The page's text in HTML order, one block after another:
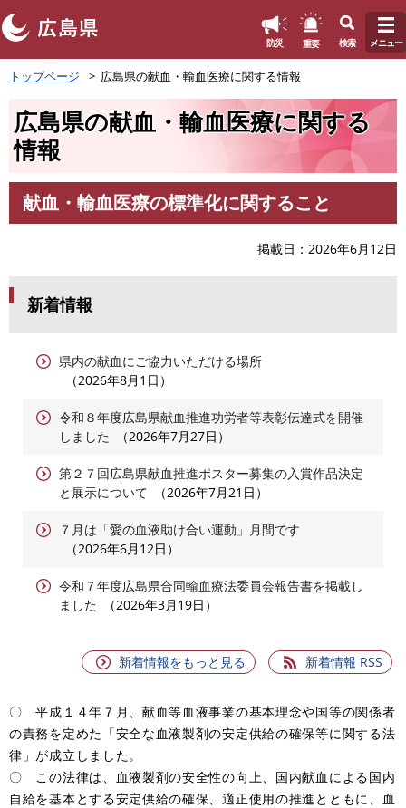
ペ
ー
で
防災 重要 検索 メニュー
トップページ 広島県の献血・輸血医療に関する情報
広島県の献血・輸血医療に関する
情報
文
献血・輸血医療の標準化に関すること
掲載日 2026年6月12日
新着情報
県内の献血にご協力いただける場所
2026年8月1日
令和８年度広島県献血推進功労者等表彰伝達式を開催
しました
2026年7月27日
第２７回広島県献血推進ポスター募集の入賞作品決定
と展示について
2026年7月21日
７月は「愛の血液助け合い運動」月間です
2026年6月12日
令和７年度広島県合同輸血療法委員会報告書を掲載し
ました
2026年3月19日
新着情報をもっと見る 新着情報 RSS
〇 平成１４年７月、献血等血液事業の基本理念や国等の関係者
の責務を定めた「安全な血液製剤の安定供給の確保等に関する法
律」が成立しました。
〇 この法律は、血液製剤の安全性の向上、国内献血による国内
自給を基本とする安定供給の確保、適正使用の推進とともに、血